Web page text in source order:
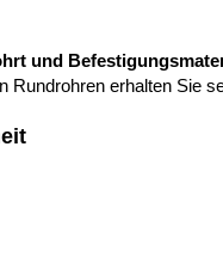
und
Rundrohren erhalten Sie